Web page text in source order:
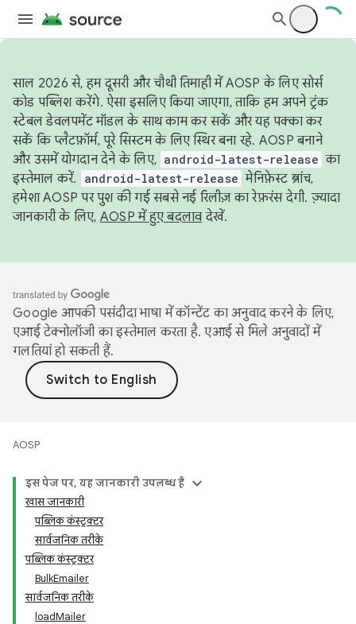
साल 2026 से, हम दूसरी और चौथी तिमाही में AOSP के लिए सोर्स
कोड पब्लिश करेंगे. ऐसा इसलिए किया जाएगा, ताकि हम अपने ट्रंक
स्टेबल डेवलपमेंट मॉडल के साथ काम कर सकें और यह पक्का कर
सकें कि प्लैटफ़ॉर्म, पूरे सिस्टम के लिए स्थिर बना रहे. AOSP बनाने
और उसमें योगदान देने के लिए, android-latest-release का
इस्तेमाल करें.
android-latest-release मेनिफ़ेस्ट ब्रांच,
हमेशा AOSP पर पुश की गई सबसे नई रिलीज़ का रेफ़रंस देगी. ज़्यादा
जानकारी के लिए, AOSP में हुए बदलावदेखें.
Google आपकी पसंदीदा भाषा में कॉन्टेंट का अनुवाद करने के लिए,
एआई टेक्नोलॉजी का इस्तेमाल करता है. एआई से मिले अनुवादों में
गलतियां हो सकती हैं.
AOSP
इस पेज पर, यह जानकारी उपलब्ध है
खास जानकारी
पब्लिक कंस्ट्रक्टर
सार्वजनिक तरीके
पब्लिक कंस्ट्रक्टर
BulkEmailer
सार्वजनिक तरीके
loadMailer